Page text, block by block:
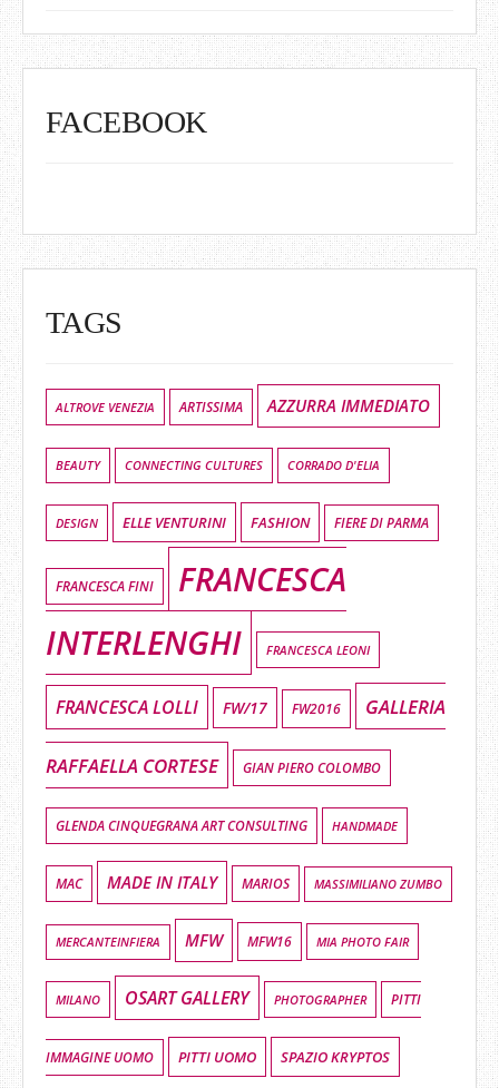
FACEBOOK
TAGS
ALTROVE VENEZIA ARTISSIMA AZZURRA IMMEDIATO
BEAUTY CONNECTING CULTURES CORRADO D'ELIA
DESIGN ELLE VENTURINI FASHION FIERE DI PARMA
FRANCESCA FINI
FRANCESCA
INTERLENGHI
FRANCESCA LEONI
FRANCESCA LOLLI FW/17 FW2016 GALLERIA
RAFFAELLA CORTESE GIAN PIERO COLOMBO
GLENDA CINQUEGRANA ART CONSULTING HANDMADE
MAC MADE IN ITALY MARIOS MASSIMILIANO ZUMBO
MERCANTEINFIERA MFW MFW16 MIA PHOTO FAIR
MILANO OSART GALLERY PHOTOGRAPHER PITTI
IMMAGINE UOMO PITTI UOMO SPAZIO KRYPTOS